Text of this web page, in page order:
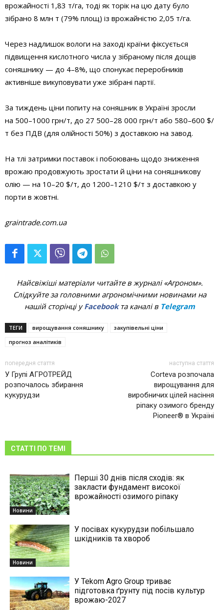
врожайності 1,83 т/га, тоді як торік на цю дату було
зібрано 8 млн т (79% площ) із врожайністю 2,05 т/га.
Через надлишок вологи на заході країни фіксується
підвищення кислотного числа у зібраному після дощів
соняшнику — до 4–8%, що спонукає переробників
активніше викуповувати уже зібрані партії.
За тиждень ціни попиту на соняшник в Україні зросли
на 500–1000 грн/т, до 27 500–28 000 грн/т або 580–600 $/
т без ПДВ (для олійності 50%) з доставкою на завод.
На тлі затримки поставок і побоювань щодо зниження
врожаю продовжують зростати й ціни на соняшникову
олію — на 10–20 $/т, до 1200–1210 $/т з доставкою у
порти в жовтні.
graintrade.com.ua
Найсвіжіші матеріали читайте в журналі «Агроном».
Слідкуйте за головними агрономічними новинами на
нашій сторінці уFacebookта каналі в Telegram
ТЕГИ вирощування соняшнику
закупівельні ціни
прогноз аналітиків
попередня стаття
У Групі АГРОТРЕЙД
розпочалось збирання
кукурудзи
наступна стаття
Corteva розпочала
вирощування для
виробничих цілей насіння
ріпаку озимого бренду
Pioneer® в Україні
СТАТТІ ПО ТЕМІ
Новини
Перші 30 днів після сходів: як
закласти фундамент високої
врожайності озимого ріпаку
Новини
У посівах кукурудзи побільшало
шкідників та хвороб
У Tekom Agro Group триває
підготовка ґрунту під посів культур
врожаю-2027